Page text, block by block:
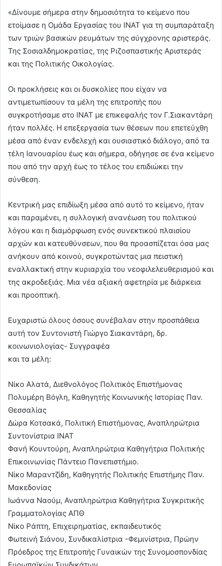
«Δίνουμε σήμερα στην δημοσιότητα το κείμενο που
ετοίμασε η Ομάδα Εργασίας του ΙΝΑΤ για τη συμπαράταξη
των τριών βασικών ρευμάτων της σύγχρονης αριστεράς.
Της Σοσιαλδημοκρατίας, της Ριζοσπαστικής Αριστεράς
και της Πολιτικής Οικολογίας.
Οι προκλήσεις και οι δυσκολίες που είχαν να
αντιμετωπίσουν τα μέλη της επιτροπής που
συγκροτήσαμε στο ΙΝΑΤ με επικεφαλής τον Γ.Σιακαντάρη
ήταν πολλές. Η επεξεργασία των θέσεων που επετεύχθη
μέσα από έναν ενδελεχή και ουσιαστικό διάλογο, από τα
τέλη Ιανουαρίου έως και σήμερα, οδήγησε σε ένα κείμενο
που από την αρχή έως το τέλος του επιδιώκει την
σύνθεση.
Κεντρική μας επιδίωξη μέσα από αυτό το κείμενο, ήταν
και παραμένει, η συλλογική ανανέωση του πολιτικού
λόγου και η διαμόρφωση ενός συνεκτικού πλαισίου
αρχών και κατευθύνσεων, που θα προασπίζεται όσα μας
ανήκουν από κοινού, συγκροτώντας μια πειστική
εναλλακτική στην κυριαρχία του νεοφιλελευθερισμού και
της ακροδεξιάς. Μια νέα αξιακή αφετηρία με διάρκεια
και προοπτική.
Ευχαριστώ όλους όσους συνέβαλαν στην προσπάθεια
αυτή τον Συντονιστή Γιώργο Σιακαντάρη, δρ.
κοινωνιολογίας- Συγγραφέα
και τα μέλη:
Νίκο Αλατά, Διεθνολόγος Πολιτικός Επιστήμονας
Πολυμέρη Βόγλη, Καθηγητής Κοινωνικής Ιστορίας Παν.
Θεσσαλίας
Δώρα Κοτσακά, Πολιτική Επιστήμονας, Αναπληρώτρια
Συντονίστρια ΙΝΑΤ
Φανή Κουντούρη, Αναπληρώτρια Καθηγήτρια Πολιτικής
Επικοινωνίας Πάντειο Πανεπιστήμιο.
Νίκο Μαραντζίδη, Καθηγητής Πολιτικής Επιστήμης Παν.
Μακεδονίας
Ιωάννα Ναούμ, Αναπληρώτρια Καθηγήτρια Συγκριτικής
Γραμματολογίας ΑΠΘ
Νίκο Ράπτη, Επιχειρηματίας, εκπαιδευτικός
Φωτεινή Σιάνου, Συνδικαλίστρια -Φεμινίστρια, Πρώην
Πρόεδρος της Επιτροπής Γυναικών της Συνομοσπονδίας